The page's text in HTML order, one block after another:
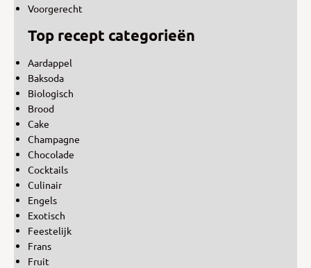
Voorgerecht
Top recept categorieën
Aardappel
Baksoda
Biologisch
Brood
Cake
Champagne
Chocolade
Cocktails
Culinair
Engels
Exotisch
Feestelijk
Frans
Fruit